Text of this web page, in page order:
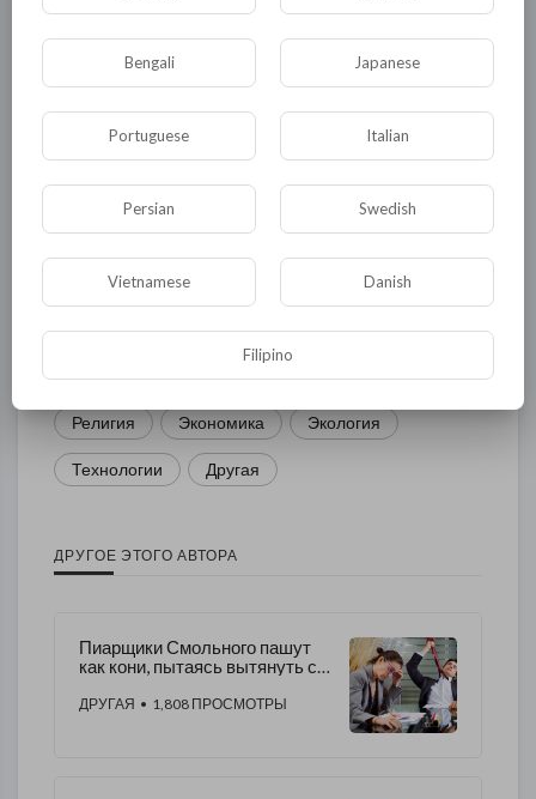
Общая Политика
Общество Происшествия События
Спорт Комедия Развлечение
Новости и политика Культура
Флора и фауна ЖКХ История
Медицина Юмор Наука и образование
Религия Экономика Экология
Технологии Другая
ДРУГОЕ ЭТОГО АВТОРА
Пиарщики Смольного пашут
как кони, пытаясь вытянуть со
ДРУГАЯ • 1,808 ПРОСМОТРЫ
Bengali Japanese
Portuguese Italian
Persian Swedish
Vietnamese Danish
Filipino